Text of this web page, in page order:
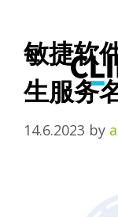
content
敏捷软
生服务
14.6.2023 by